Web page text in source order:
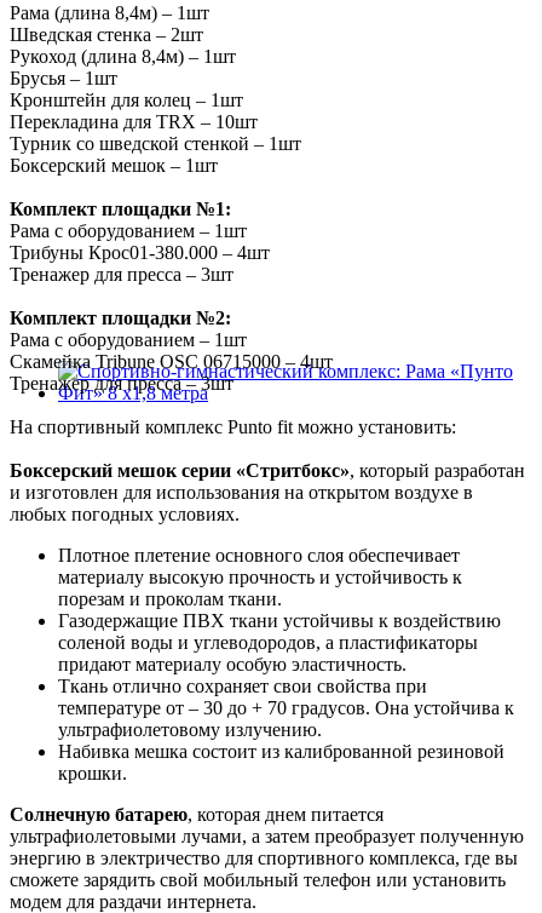
Рама (длина 8,4м) – 1шт
Шведская стенка – 2шт
Рукоход (длина 8,4м) – 1шт
Брусья – 1шт
Кронштейн для колец – 1шт
Перекладина для TRX – 10шт
Турник со шведской стенкой – 1шт
Боксерский мешок – 1шт
Комплект площадки №1:
Рама с оборудованием – 1шт
Трибуны Крос01-380.000 – 4шт
Тренажер для пресса – 3шт
Комплект площадки №2:
Рама с оборудованием – 1шт
Скамейка Tribune OSC 06715000 – 4шт
Тренажер для пресса – 3шт
На спортивный комплекс Punto fit можно установить:
Боксерский мешок серии «Стритбокс», который разработан
и изготовлен для использования на открытом воздухе в
любых погодных условиях.
Плотное плетение основного слоя обеспечивает
материалу высокую прочность и устойчивость к
порезам и проколам ткани.
Газодержащие ПВХ ткани устойчивы к воздействию
соленой воды и углеводородов, а пластификаторы
придают материалу особую эластичность.
Ткань отлично сохраняет свои свойства при
температуре от – 30 до + 70 градусов. Она устойчива к
ультрафиолетовому излучению.
Набивка мешка состоит из калиброванной резиновой
крошки.
Солнечную батарею, которая днем питается
ультрафиолетовыми лучами, а затем преобразует полученную
энергию в электричество для спортивного комплекса, где вы
сможете зарядить свой мобильный телефон или установить
модем для раздачи интернета.